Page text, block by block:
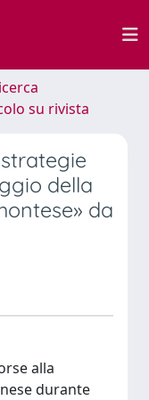
su rivista
della
da
alla
durante